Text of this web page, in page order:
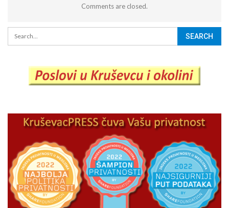
Comments are closed.